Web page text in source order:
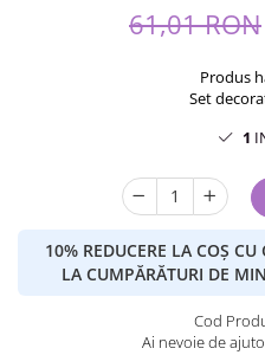
61,01 RON
Produs
Set
1
10% REDUCERE LA COȘ
LA CUMPĂRĂTURI DE
Cod
Ai nevoie de